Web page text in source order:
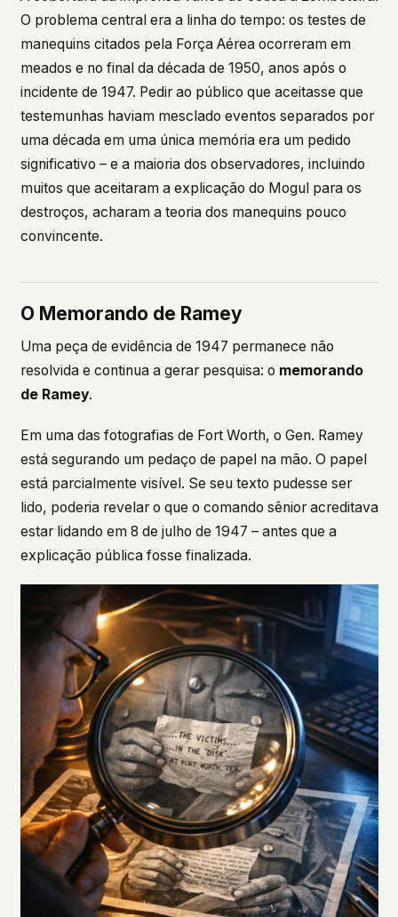
O problema central era a linha do tempo: os testes de
manequins citados pela Força Aérea ocorreram em
meados e no final da década de 1950, anos após o
incidente de 1947. Pedir ao público que aceitasse que
testemunhas haviam mesclado eventos separados por
uma década em uma única memória era um pedido
significativo – e a maioria dos observadores, incluindo
muitos que aceitaram a explicação do Mogul para os
destroços, acharam a teoria dos manequins pouco
convincente.
O Memorando de Ramey
Uma peça de evidência de 1947 permanece não
resolvida e continua a gerar pesquisa: o memorando
de Ramey.
Em uma das fotografias de Fort Worth, o Gen. Ramey
está segurando um pedaço de papel na mão. O papel
está parcialmente visível. Se seu texto pudesse ser
lido, poderia revelar o que o comando sênior acreditava
estar lidando em 8 de julho de 1947 – antes que a
explicação pública fosse finalizada.